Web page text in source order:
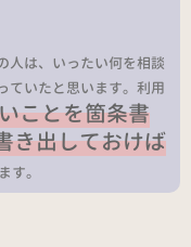
人は、いったい何を相談
ていたと思います。利用
ことを箇条書
き出しておけば
す。